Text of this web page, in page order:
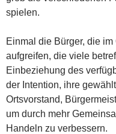
spielen.
Einmal die Bürger, die
aufgreifen, die viele
Einbeziehung des
der Intention, ihre
Ortsvorstand,
um durch mehr
Handeln zu verbessern.